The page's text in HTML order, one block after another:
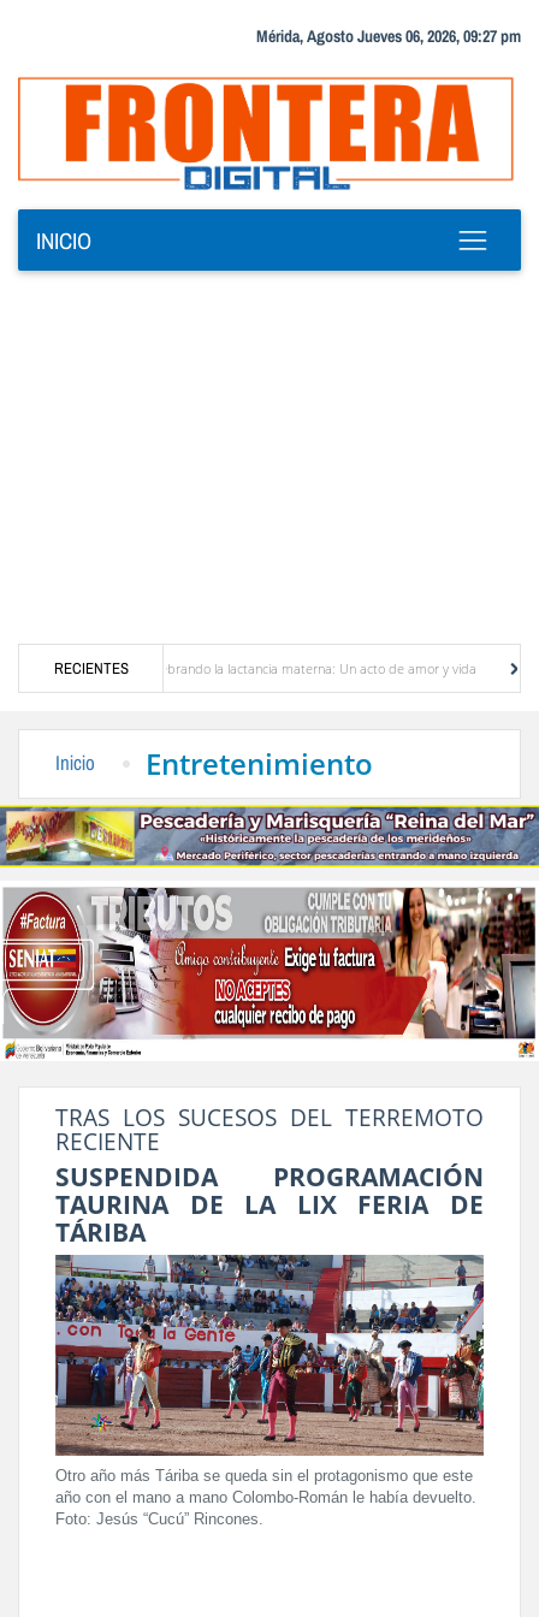
Mérida, Agosto Jueves 06, 2026, 09:27 pm
INICIO
RECIENTES
Celebrando la lactancia materna: Un acto de amor y vida
Murió José Breijo, el
Inicio Entretenimiento
TRAS LOS SUCESOS DEL TERREMOTO
RECIENTE
SUSPENDIDA PROGRAMACIÓN
TAURINA DE LA LIX FERIA DE
TÁRIBA
Otro año más Táriba se queda sin el protagonismo que este
año con el mano a mano Colombo-Román le había devuelto.
Foto: Jesús “Cucú” Rincones.